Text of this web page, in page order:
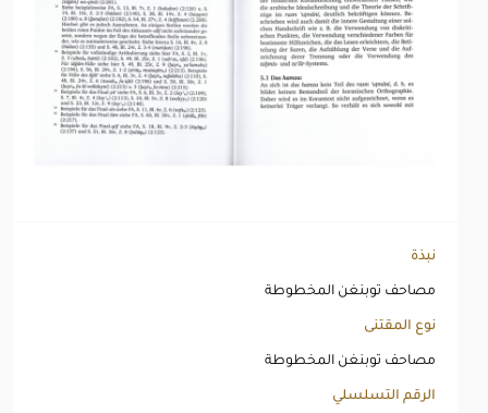
نبذة
مصاحف توبنغن المخطوطة
نوع المقتنى
مصاحف توبنغن المخطوطة
الرقم التسلسلي